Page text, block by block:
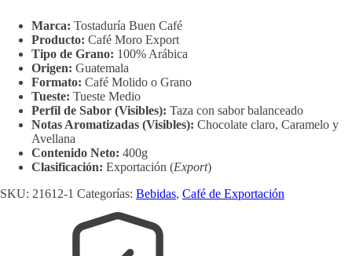
Tueste
Medio
Tostaduría
Buen
Café
quantity
Marca: Tostaduría Buen Café
Producto: Café Moro Export
Tipo de Grano: 100% Arábica
Origen: Guatemala
Formato: Café Molido o Grano
Tueste: Tueste Medio
Perfil de Sabor (Visibles): Taza con sabor balanceado
Notas Aromatizadas (Visibles): Chocolate claro, Caramelo y
Avellana
Contenido Neto: 400g
Clasificación: Exportación (Export)
SKU: 21612-1 Categorías: Bebidas, Café de Exportación